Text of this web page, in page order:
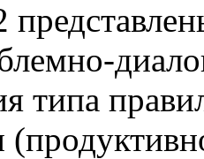
типа